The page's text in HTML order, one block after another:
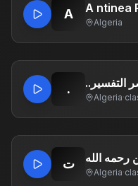
A A ntinea
Algeria
. التفسير
Algeria·
ت رحمه الله
Algeria·